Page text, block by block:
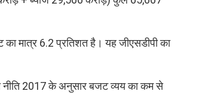
मात्र 6.2 प्रतिशत है। यह जीएसडीपी का
नीति 2017 के अनुसार बजट व्यय का कम से